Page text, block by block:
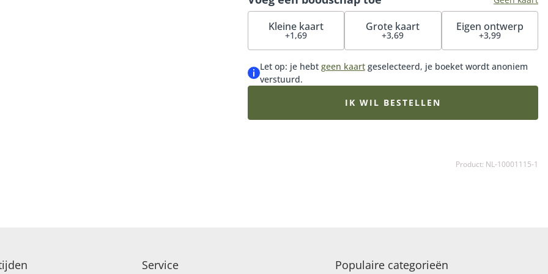
schitteren!
Kleine kaart
+1,69
Grote kaart
+3,69
Eigen ontwerp
+3,99
Let op: je hebt geen kaartgeselecteerd, je boeket wordt anoniem
verstuurd.
IK WIL BESTELLEN
Product: NL-10001115-1
Service Populaire categorieën